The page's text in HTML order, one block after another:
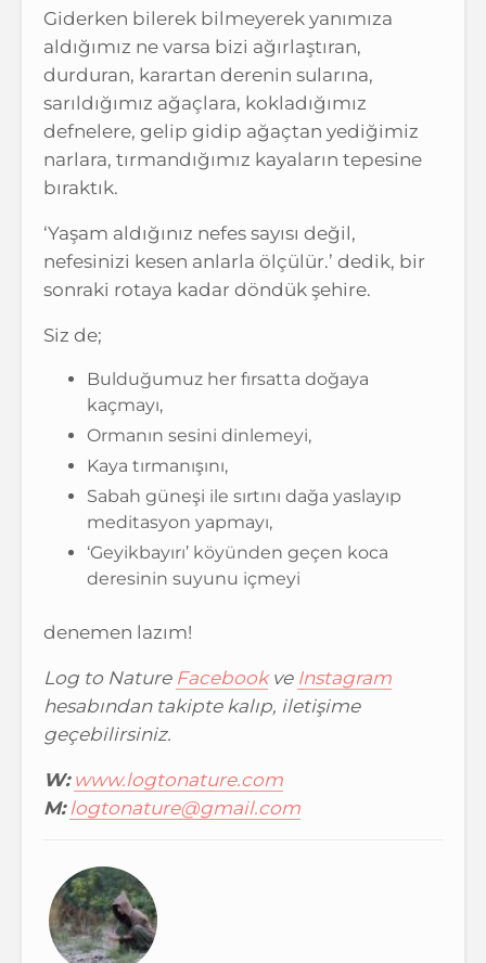
Giderken bilerek bilmeyerek yanımıza
aldığımız ne varsa bizi ağırlaştıran,
durduran, karartan derenin sularına,
sarıldığımız ağaçlara, kokladığımız
defnelere, gelip gidip ağaçtan yediğimiz
narlara, tırmandığımız kayaların tepesine
bıraktık.
‘Yaşam aldığınız nefes sayısı değil,
nefesinizi kesen anlarla ölçülür.’ dedik, bir
sonraki rotaya kadar döndük şehire.
Siz de;
Bulduğumuz her fırsatta doğaya
kaçmayı,
Ormanın sesini dinlemeyi,
Kaya tırmanışını,
Sabah güneşi ile sırtını dağa yaslayıp
meditasyon yapmayı,
‘Geyikbayırı’ köyünden geçen koca
deresinin suyunu içmeyi
denemen lazım!
Log to Nature Facebookve Instagram
hesabından takipte kalıp, iletişime
geçebilirsiniz.
W: www.logtonature.com
M: logtonature@gmail.com